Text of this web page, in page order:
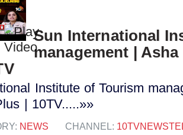
Sun International
management |
Institute of Tourism
| 10TV.....»»
NEWS CHANNEL: